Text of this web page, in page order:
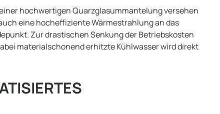
hochwertigen Quarzglasummantelung versehen
eine hocheffiziente Wärmestrahlung an das
Zur drastischen Senkung der Betriebskosten
materialschonend erhitzte Kühlwasser wird direkt